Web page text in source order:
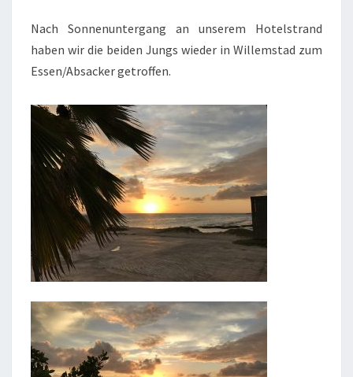
Nach Sonnenuntergang an unserem Hotelstrand
haben wir die beiden Jungs wieder in Willemstad zum
Essen/Absacker getroffen.